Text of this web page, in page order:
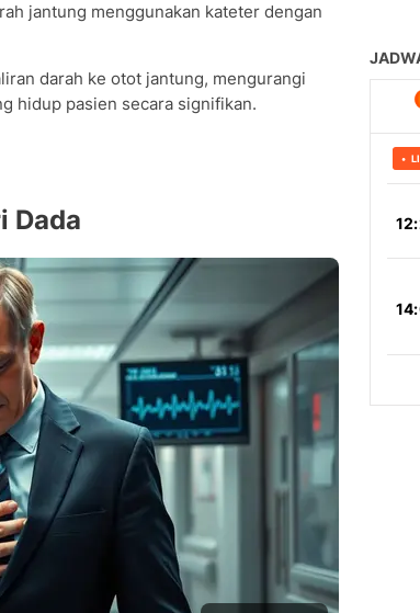
jantung menggunakan kateter dengan
darah ke otot jantung, mengurangi
hidup pasien secara signifikan.
Dada